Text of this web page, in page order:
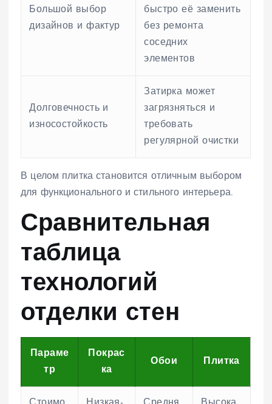
Большой выбор
дизайнов и фактур
быстро её заменить
без ремонта
соседних
элементов
Долговечность и
износостойкость
Затирка может
загрязняться и
требовать
регулярной очистки
В целом плитка становится отличным выбором
для функционального и стильного интерьера.
Сравнительная
таблица
технологий
отделки стен
Параме
тр
Покрас
ка
Обои Плитка